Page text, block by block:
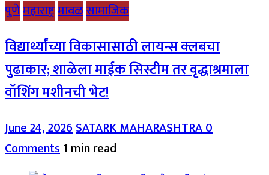
पुणेमहाराष्ट्रमावळसामाजिक
विद्यार्थ्यांच्या विकासासाठी लायन्स क्लबचा
पुढाकार; शाळेला माईक सिस्टीम तर वृद्धाश्रमाला
वॉशिंग मशीनची भेट!
June 24, 2026SATARK MAHARASHTRA0
Comments1 min read